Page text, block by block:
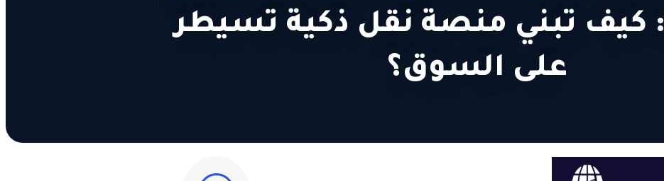
في 2026: كيف تبني منصة نقل ذكية تسيطر
على السوق؟